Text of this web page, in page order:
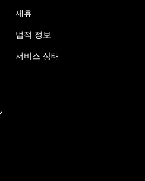
제휴
법적 정보
서비스 상태